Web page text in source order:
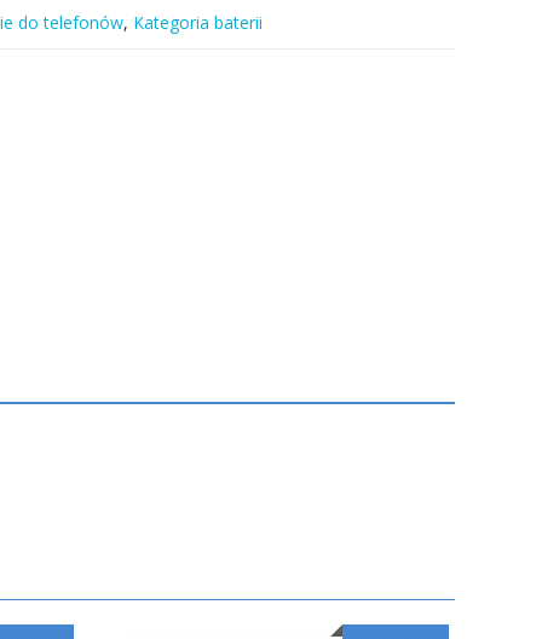
do telefonów, Kategoria baterii